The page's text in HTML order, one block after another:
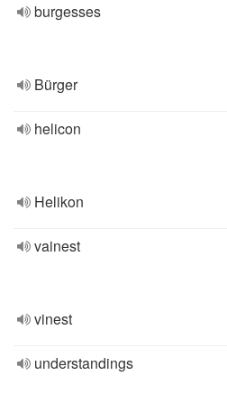
burgesses
Bürger
helicon
Helikon
vainest
vinest
understandings